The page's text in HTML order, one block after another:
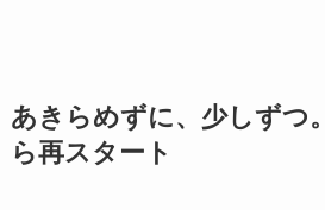
あきらめずに、少しずつ
ら再スタート